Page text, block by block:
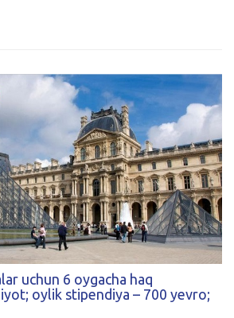
uchun 6 oygacha haq
oylik stipendiya – 700 yevro;